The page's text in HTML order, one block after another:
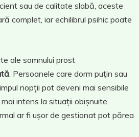
sau de calitate slabă, aceste
complet, iar echilibrul psihic poate
ale somnului prost
. Persoanele care dorm puțin sau
nopții pot deveni mai sensibile
intens la situații obișnuite.
ar fi ușor de gestionat pot părea